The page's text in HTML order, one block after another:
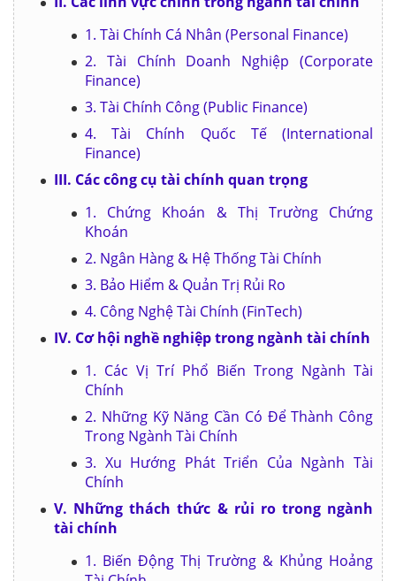
1. Tài Chính Cá Nhân (Personal Finance)
2. Tài Chính Doanh Nghiệp (Corporate
Finance)
3. Tài Chính Công (Public Finance)
4. Tài Chính Quốc Tế (International
Finance)
III. Các công cụ tài chính quan trọng
1. Chứng Khoán & Thị Trường Chứng
Khoán
2. Ngân Hàng & Hệ Thống Tài Chính
3. Bảo Hiểm & Quản Trị Rủi Ro
4. Công Nghệ Tài Chính (FinTech)
IV. Cơ hội nghề nghiệp trong ngành tài chính
1. Các Vị Trí Phổ Biến Trong Ngành Tài
Chính
2. Những Kỹ Năng Cần Có Để Thành Công
Trong Ngành Tài Chính
3. Xu Hướng Phát Triển Của Ngành Tài
Chính
V. Những thách thức & rủi ro trong ngành
tài chính
1. Biến Động Thị Trường & Khủng Hoảng